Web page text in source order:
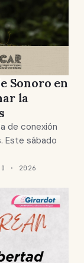
Sonoro en
la
de conexión
Este sábado
· 2026